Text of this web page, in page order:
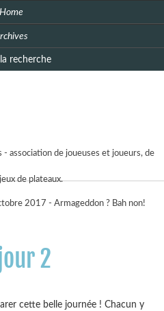
Home
recherche
- association de joueuses et joueurs, de
de plateaux.
2017 - Armageddon ? Bah non!
2
cette belle journée ! Chacun y